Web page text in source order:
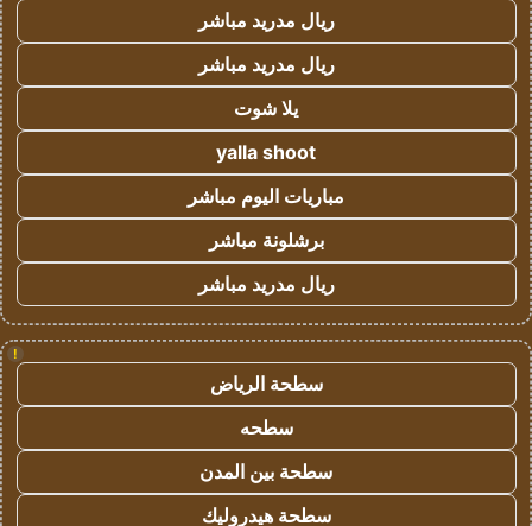
ريال مدريد مباشر
ريال مدريد مباشر
يلا شوت
yalla shoot
مباريات اليوم مباشر
برشلونة مباشر
ريال مدريد مباشر
!
سطحة الرياض
سطحه
سطحة بين المدن
سطحة هيدروليك